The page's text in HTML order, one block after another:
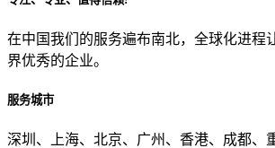
在中国我们的服务遍布南北，全球化进程
界优秀的企业。
服务城市
深圳、上海、北京、广州、香港、成都、